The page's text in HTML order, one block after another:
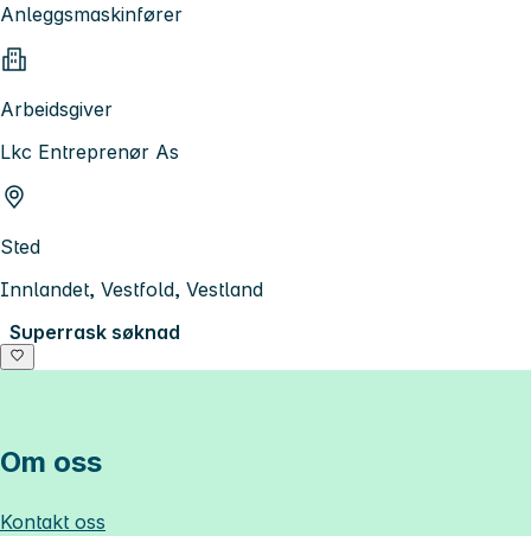
Anleggsmaskinfører
Arbeidsgiver
Lkc Entreprenør As
Sted
Innlandet, Vestfold, Vestland
Superrask søknad
Om oss
Kontakt oss